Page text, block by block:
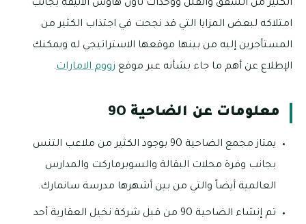
الكثير من الشقق والفلل ووحدات تاون هاوس الأنيقة بجانب
امتلاكه لبعض المزايا التي قد نجحت في اجتذاب الكثير من
المستأجرين إليه من بينها موقعها الاستراتيجي له ويمكنك
الإطلاع عن أهم ما جاء بشأنه عبر موقع زووم الامارات.
معلومات عن الضاحية 9O
يمتاز مجمع الضاحية 9O بوجود الكثير من ملاعب التنس
بجانب وفرة محلات البقالة والسوبرماركت والمدارس
العالمية أيضاً والتي من بين أشهرها مدرسة سانمارك.
تم إنشاء الضاحية 9O من قبل شركة نخيل العقارية أحد